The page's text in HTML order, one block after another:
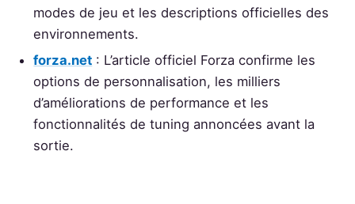
modes de jeu et les descriptions officielles des
environnements.
forza.net : L’article officiel Forza confirme les
options de personnalisation, les milliers
d’améliorations de performance et les
fonctionnalités de tuning annoncées avant la
sortie.